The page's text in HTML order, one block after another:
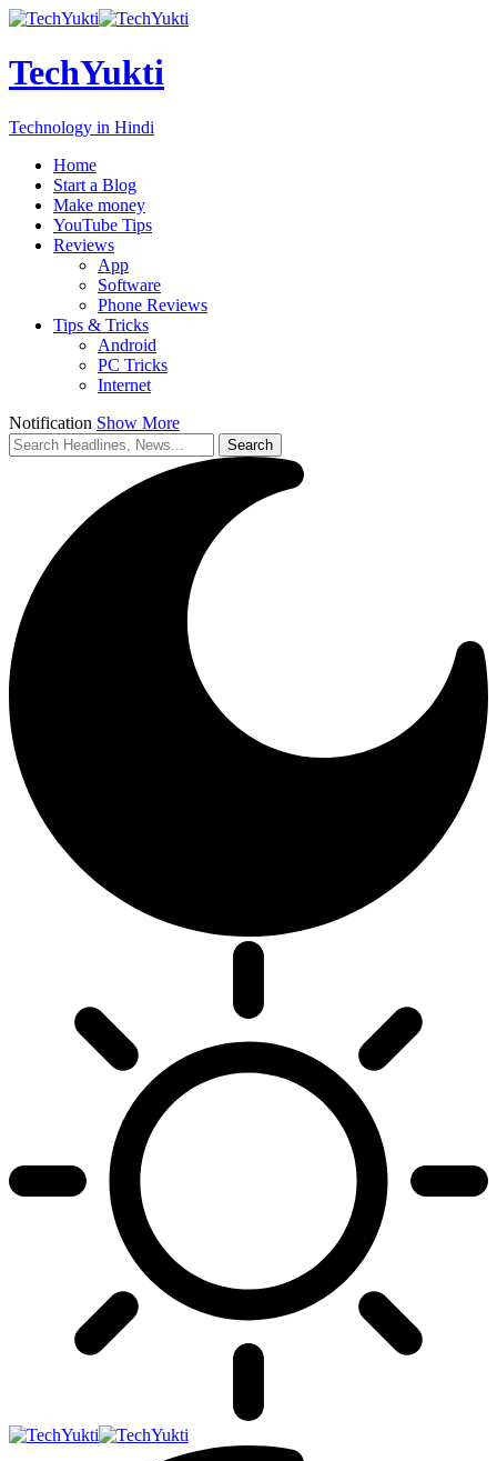
TechYukti
Technology in Hindi
Home
Start a Blog
Make money
YouTube Tips
Reviews
App
Software
Phone Reviews
Tips & Tricks
Android
PC Tricks
Internet
Notification Show More